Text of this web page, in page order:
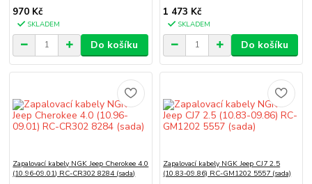
970 Kč
SKLADEM
Do košíku
1 473 Kč
SKLADEM
Do košíku
Zapalovací kabely NGK Jeep Cherokee 4.0
(10.96-09.01) RC-CR302 8284 (sada)
Zapalovací kabely NGK Jeep CJ7 2.5
(10.83-09.86) RC-GM1202 5557 (sada)